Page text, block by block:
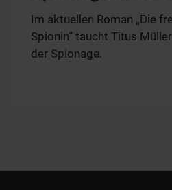
Im aktuellen Roman „Die
Spionin“ taucht Titus
der Spionage.